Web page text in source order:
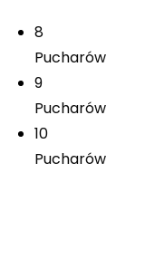
8
Pucharów
9
Pucharów
10
Pucharów